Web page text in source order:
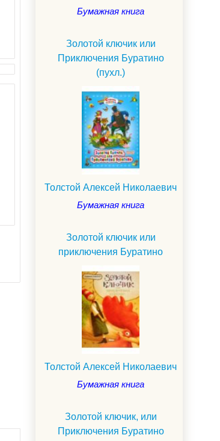
Бумажная книга
Золотой ключик или
Приключения Буратино
(пухл.)
Толстой Алексей Николаевич
Бумажная книга
Золотой ключик или
приключения Буратино
Толстой Алексей Николаевич
Бумажная книга
Золотой ключик, или
Приключения Буратино